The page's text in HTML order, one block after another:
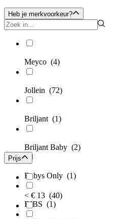
Heb je merkvoorkeur?
Meyco (4)
Jollein (72)
Briljant (1)
Briljant Baby (2)
Babys Only (1)
BIBS (1)
Prijs
< € 13 (40)